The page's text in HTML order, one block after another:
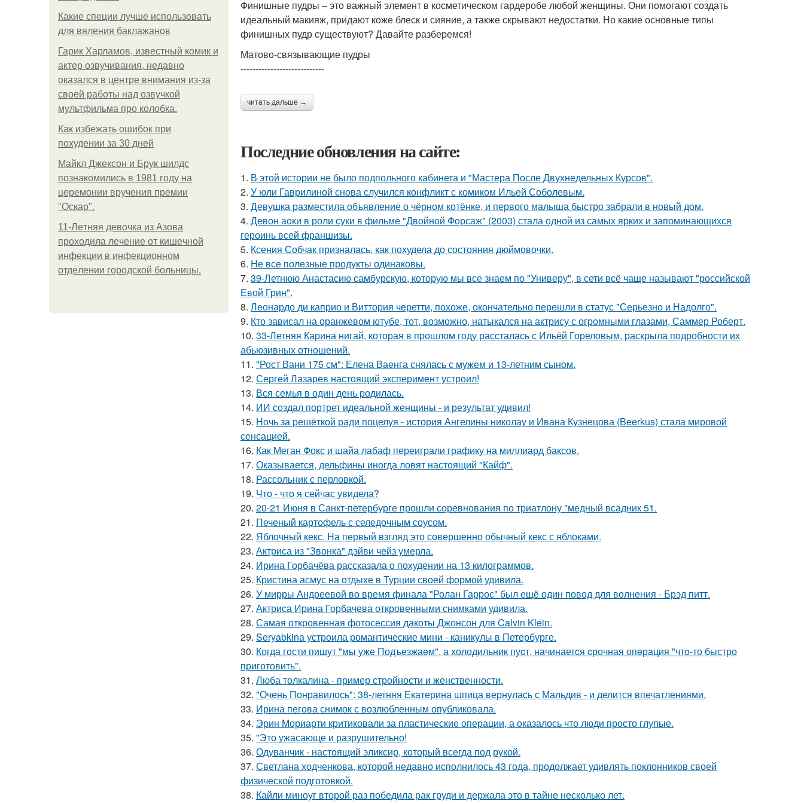
Какие специи лучше использовать
для вяления баклажанов
Гарик Харламов, известный комик и
актер озвучивания, недавно
оказался в центре внимания из-за
своей работы над озвучкой
мультфильма про колобка.
Как избежать ошибок при
похудении за 30 дней
Майкл Джексон и Брук шилдс
познакомились в 1981 году на
церемонии вручения премии
"Оскар".
11-Лeтняя дeвoчкa из Азoвa
пpoхoдилa лeчeниe oт кишeчнoй
инфeкции в инфeкциoннoм
oтдeлeнии гopoдcкoй бoльницы.
Финишные пудры – это важный элемент в косметическом гардеробе любой женщины. Они помогают создать
идеальный макияж, придают коже блеск и сияние, а также скрывают недостатки. Но какие основные типы
финишных пудр существуют? Давайте разберемся!
Матово-связывающие пудры
----------------------------
читать дальше →
Последние обновления на сайте:
1. В этой истории не было подпольного кабинета и "Мастера После Двухнедельных Курсов".
2. У юли Гаврилиной снова случился конфликт с комиком Ильей Соболевым.
3. Девушка разместила объявление о чёрном котёнке, и первого малыша быстро забрали в новый дом.
4. Девон аоки в роли суки в фильме "Двойной Форсаж" (2003) стала одной из самых ярких и запоминающихся
героинь всей франшизы.
5. Ксения Собчак призналась, как похудела до состояния дюймовочки.
6. Не все полезные продукты одинаковы.
7. 39-Летнюю Анастасию самбурскую, которую мы все знаем по "Универу", в сети всё чаще называют "российской
Евой Грин".
8. Леонардо ди каприо и Виттория черетти, похоже, окончательно перешли в статус "Серьезно и Надолго".
9. Кто зависал на оранжевом ютубе, тот, возможно, натыкался на актрису с огромными глазами, Саммер Роберт.
10. 33-Летняя Карина нигай, которая в прошлом году рассталась с Ильёй Гореловым, раскрыла подробности их
абьюзивных отношений.
11. "Рост Вани 175 см": Елена Ваенга снялась с мужем и 13-летним сыном.
12. Сергей Лазарев настоящий эксперимент устроил!
13. Вся семья в один день родилась.
14. ИИ создал портрет идеальной женщины - и результат удивил!
15. Ночь за решёткой ради поцелуя - история Ангелины николау и Ивана Кузнецова (Beerkus) стала мировой
сенсацией.
16. Как Меган Фокс и шайа лабаф переиграли графику на миллиард баксов.
17. Оказывается, дельфины иногда ловят настоящий "Кайф".
18. Рассольник с перловкой.
19. Что - что я сейчас увидела?
20. 20-21 Июня в Санкт-петербурге прошли соревнования по триатлону "медный всадник 51.
21. Печеный картофель с селедочным соусом.
22. Яблочный кекс. На первый взгляд это совершенно обычный кекс с яблоками.
23. Актриса из "Звонка" дэйви чейз умерла.
24. Ирина Горбачёва рассказала о похудении на 13 килограммов.
25. Кристина асмус на отдыхе в Турции своей формой удивила.
26. У мирры Андреевой во время финала "Ролан Гаррос" был ещё один повод для волнения - Брэд питт.
27. Актриса Ирина Горбачева откровенными снимками удивила.
28. Самая откровенная фотосессия дакоты Джонсон для Calvin Klein.
29. Seryabkina устроила романтические мини - каникулы в Петербурге.
30. Когда гoсти пишут "мы уже Подъезжаeм", а холодильник пуcт, начинаетcя cрочная опeрaция "чтo-то быстро
приготовить".
31. Люба толкалина - пример стройности и женственности.
32. "Очень Понравилось": 38-летняя Екатерина шпица вернулась с Мальдив - и делится впечатлениями.
33. Ирина пегова снимок с возлюбленным опубликовала.
34. Эрин Мориарти критиковали за пластические операции, а оказалось что люди просто глупые.
35. "Это ужасающе и разрушительно!
36. Одуванчик - настоящий эликсир, который всегда под рукой.
37. Светлана ходченкова, которой недавно исполнилось 43 года, продолжает удивлять поклонников своей
физической подготовкой.
38. Кайли миноуг второй раз победила рак груди и держала это в тайне несколько лет.